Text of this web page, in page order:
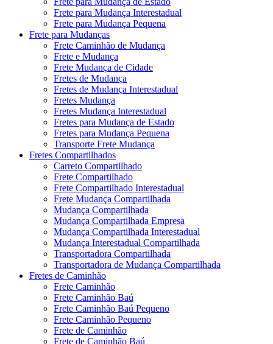
Frete para Mudança Interestadual
Frete para Mudança Pequena
Frete para Mudanças
Frete Caminhão de Mudança
Frete e Mudança
Frete Mudança de Cidade
Fretes de Mudança
Fretes de Mudança Interestadual
Fretes Mudança
Fretes Mudança Interestadual
Fretes para Mudança de Estado
Fretes para Mudança Pequena
Transporte Frete Mudança
Fretes Compartilhados
Carreto Compartilhado
Frete Compartilhado
Frete Compartilhado Interestadual
Frete Mudança Compartilhada
Mudança Compartilhada
Mudança Compartilhada Empresa
Mudança Compartilhada Interestadual
Mudança Interestadual Compartilhada
Transportadora Compartilhada
Transportadora de Mudança Compartilhada
Fretes de Caminhão
Frete Caminhão
Frete Caminhão Baú
Frete Caminhão Baú Pequeno
Frete Caminhão Pequeno
Frete de Caminhão
Frete de Caminhão Baú